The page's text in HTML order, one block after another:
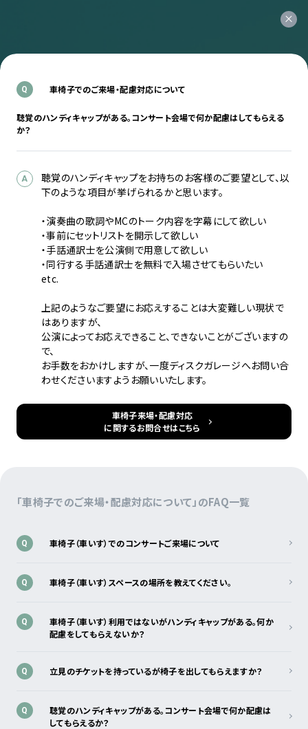
Q 車椅子でのご来場・配慮対応について
聴覚のハンディキャップがある。コンサート会場で何か配慮はしてもらえる
か？
A
聴覚のハンディキャップをお持ちのお客様のご要望として、以
下のような項目が挙げられるかと思います。
・演奏曲の歌詞やMCのトーク内容を字幕にして欲しい
・事前にセットリストを開示して欲しい
・手話通訳士を公演側で用意して欲しい
・同行する手話通訳士を無料で入場させてもらいたい
etc.
上記のようなご要望にお応えすることは大変難しい現状で
はありますが、
公演によってお応えできること、できないことがございますの
で、
お手数をおかけしますが、一度ディスクガレージへお問い合
わせくださいますようお願いいたします。
車椅子来場・配慮対応
に関するお問合せはこちら
「車椅子でのご来場・配慮対応について」のFAQ一覧
Q 車椅子（車いす）でのコンサートご来場について
Q 車椅子（車いす）スペースの場所を教えてください。
Q
車椅子（車いす）利用ではないがハンディキャップがある。何か
配慮をしてもらえないか？
Q 立見のチケットを持っているが椅子を出してもらえますか？
Q
聴覚のハンディキャップがある。コンサート会場で何か配慮は
してもらえるか？